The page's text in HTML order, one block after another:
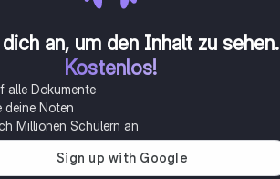
an, um den Inhalt zu sehen.
Kostenlos!
alle Dokumente
deine Noten
Millionen Schülern an